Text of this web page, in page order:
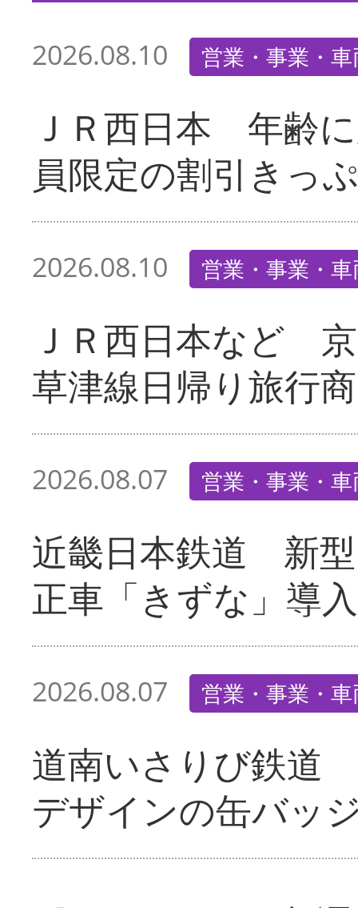
2026.08.10 営業・事業・
ＪＲ西日本 年齢
員限定の割引きっ
2026.08.10 営業・事業・
ＪＲ西日本など
草津線日帰り旅行
2026.08.07 営業・事業・
近畿日本鉄道 新
正車「きずな」導入
2026.08.07 営業・事業・
道南いさりび鉄道
デザインの缶バッ